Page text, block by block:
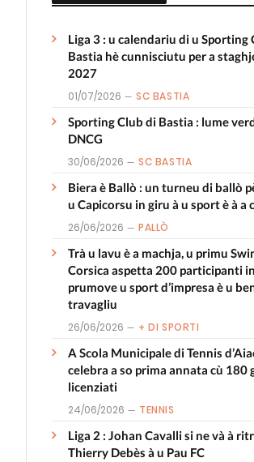
Liga 3 : u calendariu di u Sporting
Bastia hè cunnisciutu per a
2027
01/07/2026 SC BASTIA
Sporting Club di Bastia : lume
DNCG
30/06/2026 SC BASTIA
Biera è Ballò : un turneu di ballò
u Capicorsu in giru à u sport è à a
26/06/2026 PALLÒ
Trà u lavu è a machja, u primu
Corsica aspetta 200 participanti
prumove u sport d’impresa è u
travagliu
26/06/2026 + DI SPORTI
A Scola Municipale di Tennis
celebra a so prima annata cù 180
licenziati
24/06/2026 TENNIS
Liga 2 : Johan Cavalli si ne và à
Thierry Debès à u Pau FC